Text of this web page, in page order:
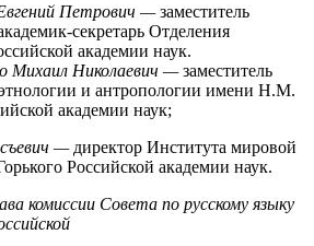
Петрович —заместитель
секретарь Отделения
академии наук.
Михаил Николаевич —заместитель
и антропологии имени Н.М.
академии наук;
— директор Института мировой
Российской академии наук.
комиссии Совета по русскому языку